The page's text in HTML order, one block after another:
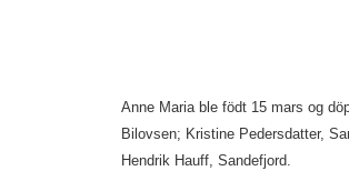
Anne Maria ble födt 15 mars og
Bilovsen; Kristine Pedersdatter,
Hendrik Hauff, Sandefjord.